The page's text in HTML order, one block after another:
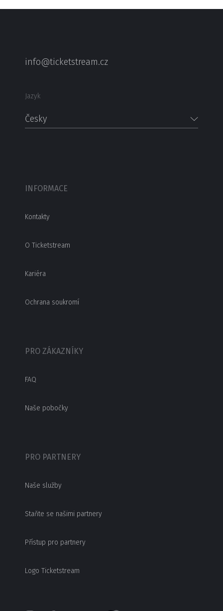
info@ticketstream.cz
Jazyk
Česky
INFORMACE
Kontakty
O Ticketstream
Kariéra
Ochrana soukromí
PRO ZÁKAZNÍKY
FAQ
Naše pobočky
PRO PARTNERY
Naše služby
Staňte se našimi partnery
Přístup pro partnery
Logo Ticketstream